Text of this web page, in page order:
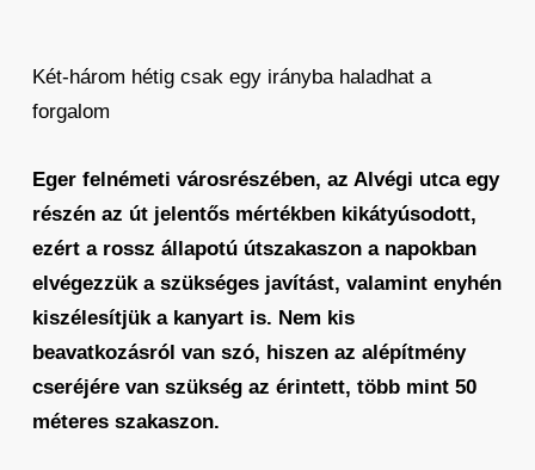
Két-három hétig csak egy irányba haladhat a
forgalom
Eger felnémeti városrészében, az Alvégi utca egy
részén az út jelentős mértékben kikátyúsodott,
ezért a rossz állapotú útszakaszon a napokban
elvégezzük a szükséges javítást, valamint enyhén
kiszélesítjük a kanyart is. Nem kis
beavatkozásról van szó, hiszen az alépítmény
cseréjére van szükség az érintett, több mint 50
méteres szakaszon.